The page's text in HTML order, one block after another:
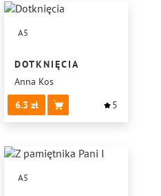
A5
DOTKNIĘCIA
Anna Kos
6.3
5
A5